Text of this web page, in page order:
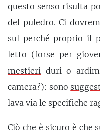
questo senso risulta
del puledro. Ci
sul perché proprio il
letto (forse per
mestieri duri o
camera?): sono
lava via le specifiche
Ciò che è sicuro è che